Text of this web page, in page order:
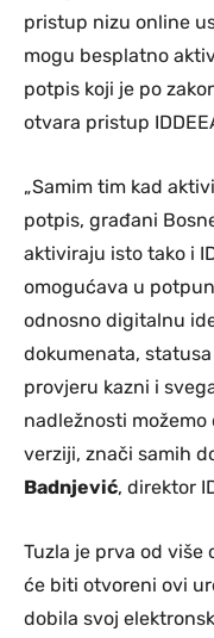
pristup nizu online
mogu besplatno
potpis koji je po
otvara pristup
„Samim tim kad
potpis, građani
aktiviraju isto tako i
omogućava u
odnosno digitalnu
dokumenata,
provjeru kazni i
nadležnosti
verziji, znači samih
Badnjević, direktor
Tuzla je prva od više
će biti otvoreni ovi
dobila svoj